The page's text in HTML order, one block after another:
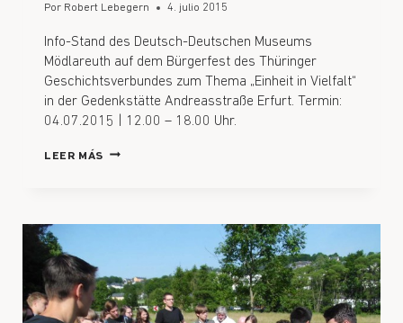
Por Robert Lebegern 4. julio 2015
Info-Stand des Deutsch-Deutschen Museums
Mödlareuth auf dem Bürgerfest des Thüringer
Geschichtsverbundes zum Thema „Einheit in Vielfalt“
in der Gedenkstätte Andreasstraße Erfurt. Termin:
04.07.2015 | 12.00 – 18.00 Uhr.
LEER MÁS